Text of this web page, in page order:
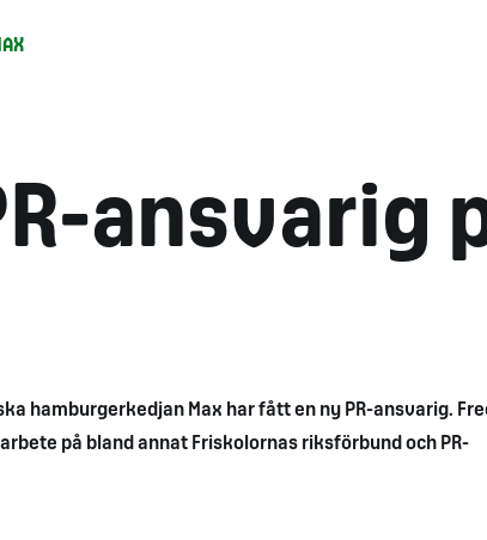
ansvarig
hamburgerkedjan Max har fått en ny PR-ansvarig.
på bland annat Friskolornas riksförbund och PR-